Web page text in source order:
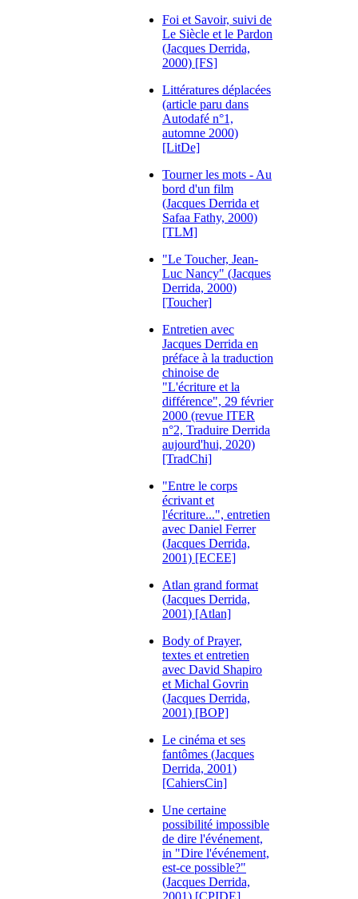
Foi et Savoir, suivi de
Le Siècle et le Pardon
(Jacques Derrida,
2000) [FS]
Littératures déplacées
(article paru dans
Autodafé n°1,
automne 2000)
[LitDe]
Tourner les mots - Au
bord d'un film
(Jacques Derrida et
Safaa Fathy, 2000)
[TLM]
"Le Toucher, Jean-
Luc Nancy" (Jacques
Derrida, 2000)
[Toucher]
Entretien avec
Jacques Derrida en
préface à la traduction
chinoise de
"L'écriture et la
différence", 29 février
2000 (revue ITER
n°2, Traduire Derrida
aujourd'hui, 2020)
[TradChi]
"Entre le corps
écrivant et
l'écriture...", entretien
avec Daniel Ferrer
(Jacques Derrida,
2001) [ECEE]
Atlan grand format
(Jacques Derrida,
2001) [Atlan]
Body of Prayer,
textes et entretien
avec David Shapiro
et Michal Govrin
(Jacques Derrida,
2001) [BOP]
Le cinéma et ses
fantômes (Jacques
Derrida, 2001)
[CahiersCin]
Une certaine
possibilité impossible
de dire l'événement,
in "Dire l'événement,
est-ce possible?"
(Jacques Derrida,
2001) [CPIDE]